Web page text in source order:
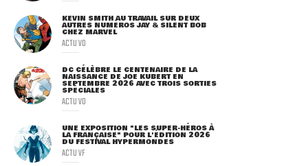
KEVIN SMITH AU TRAVAIL SUR DEUX
AUTRES NUMÉROS JAY & SILENT BOB
CHEZ MARVEL
ACTU VO
DC CÉLÈBRE LE CENTENAIRE DE LA
NAISSANCE DE JOE KUBERT EN
SEPTEMBRE 2026 AVEC TROIS SORTIES
SPÉCIALES
ACTU VO
UNE EXPOSITION "LES SUPER-HÉROS À
LA FRANÇAISE" POUR L'ÉDITION 2026
DU FESTIVAL HYPERMONDES
ACTU VF